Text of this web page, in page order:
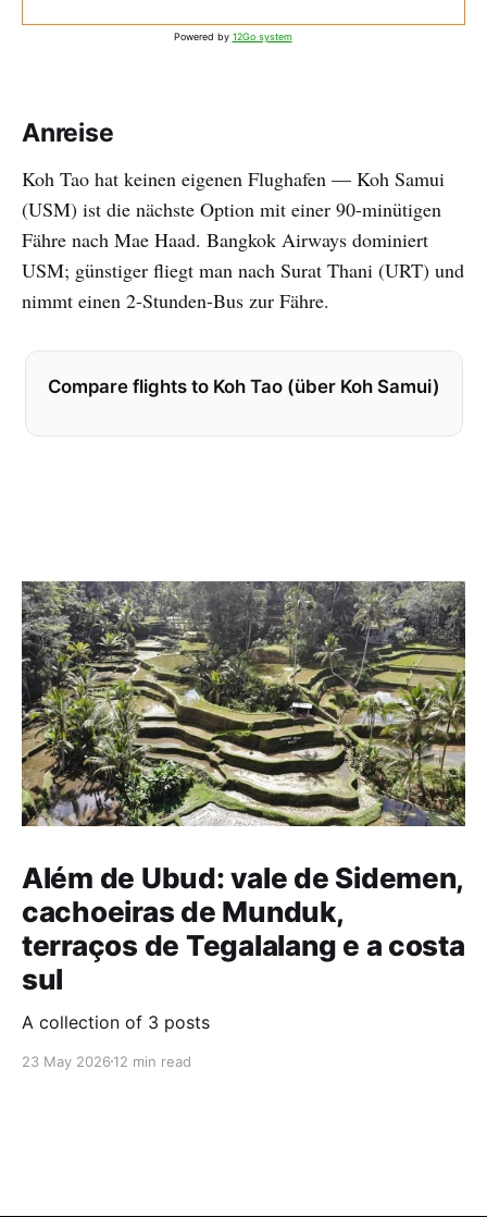
Powered by 12Go system
Anreise
Koh Tao hat keinen eigenen Flughafen — Koh Samui
(USM) ist die nächste Option mit einer 90-minütigen
Fähre nach Mae Haad. Bangkok Airways dominiert
USM; günstiger fliegt man nach Surat Thani (URT) und
nimmt einen 2-Stunden-Bus zur Fähre.
Compare flights to Koh Tao (über Koh Samui)
Além de Ubud: vale de Sidemen,
cachoeiras de Munduk,
terraços de Tegalalang e a costa
sul
A collection of 3 posts
23 May 2026 12 min read